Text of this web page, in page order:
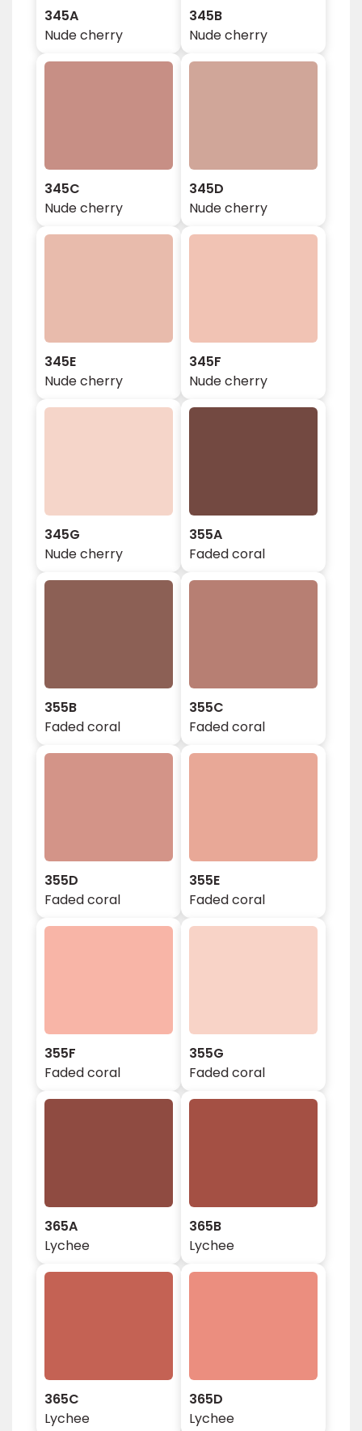
345A
Nude cherry
345B
Nude cherry
345C
Nude cherry
345D
Nude cherry
345E
Nude cherry
345F
Nude cherry
345G
Nude cherry
355A
Faded coral
355B
Faded coral
355C
Faded coral
355D
Faded coral
355E
Faded coral
355F
Faded coral
355G
Faded coral
365A
Lychee
365B
Lychee
365C
Lychee
365D
Lychee